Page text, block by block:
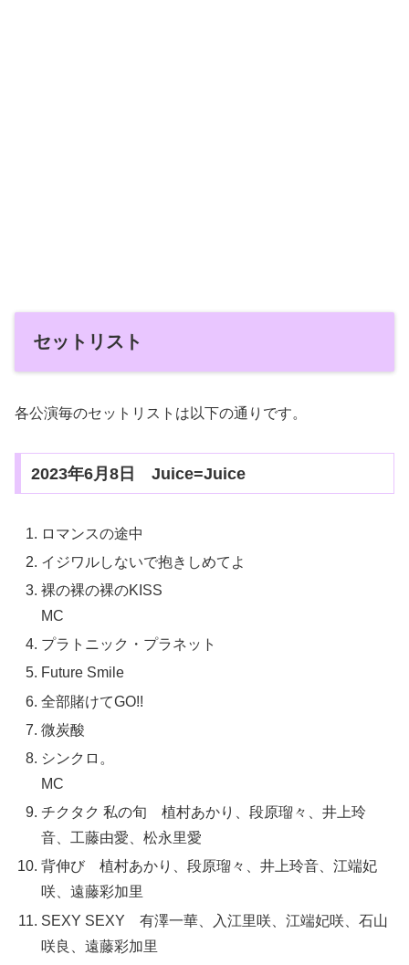
セットリスト
各公演毎のセットリストは以下の通りです。
2023年6月8日 Juice=Juice
ロマンスの途中
イジワルしないで抱きしめてよ
裸の裸の裸のKISS
MC
プラトニック・プラネット
Future Smile
全部賭けてGO!!
微炭酸
シンクロ。
MC
チクタク 私の旬 植村あかり、段原瑠々、井上玲
音、工藤由愛、松永里愛
背伸び 植村あかり、段原瑠々、井上玲音、江端妃
咲、遠藤彩加里
SEXY SEXY 有澤一華、入江里咲、江端妃咲、石山
咲良、遠藤彩加里